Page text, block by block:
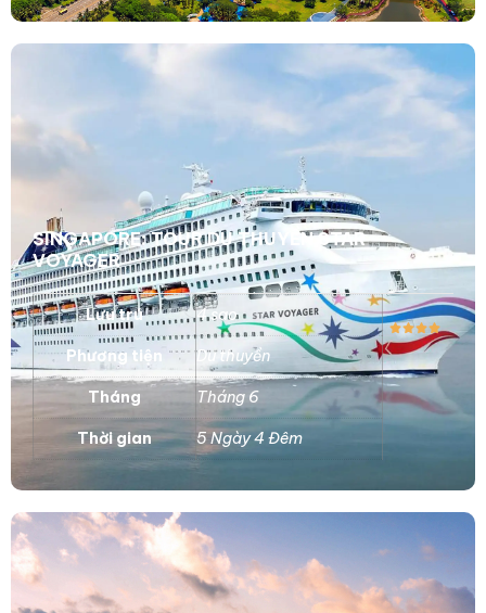
SINGAPORE: TOUR DU THUYỀN STAR
VOYAGER
Lưu trú 4 sao
Phương tiện Du thuyền
Tháng Tháng 6
Thời gian 5 Ngày 4 Đêm